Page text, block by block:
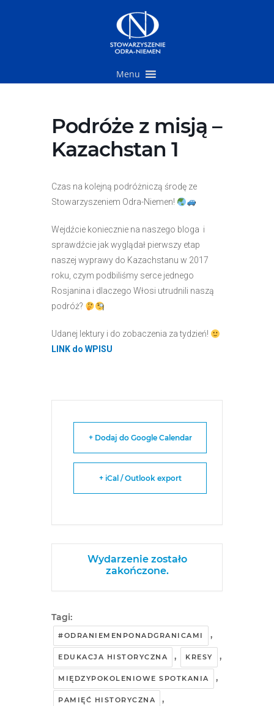
Menu
Podróże z misją –
Kazachstan 1
Czas na kolejną podróżniczą środę ze
Stowarzyszeniem Odra-Niemen!
Wejdźcie koniecznie na naszego bloga i
sprawdźcie jak wyglądał pierwszy etap
naszej wyprawy do Kazachstanu w 2017
roku, czym podbiliśmy serce jednego
Rosjanina i dlaczego Włosi utrudnili naszą
podróż?
Udanej lektury i do zobaczenia za tydzień!
LINK do WPISU
+ Dodaj do Google Calendar
+ iCal / Outlook export
Wydarzenie zostało
zakończone.
Tagi:
#ODRANIEMENPONADGRANICAMI ,
EDUKACJA HISTORYCZNA , KRESY ,
MIĘDZYPOKOLENIOWE SPOTKANIA ,
PAMIĘĆ HISTORYCZNA ,